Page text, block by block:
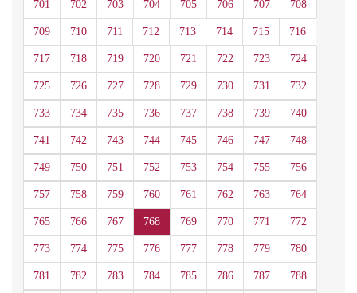
701 702 703 704 705 706 707 708
709 710 711 712 713 714 715 716
717 718 719 720 721 722 723 724
725 726 727 728 729 730 731 732
733 734 735 736 737 738 739 740
741 742 743 744 745 746 747 748
749 750 751 752 753 754 755 756
757 758 759 760 761 762 763 764
765 766 767 768 769 770 771 772
773 774 775 776 777 778 779 780
781 782 783 784 785 786 787 788